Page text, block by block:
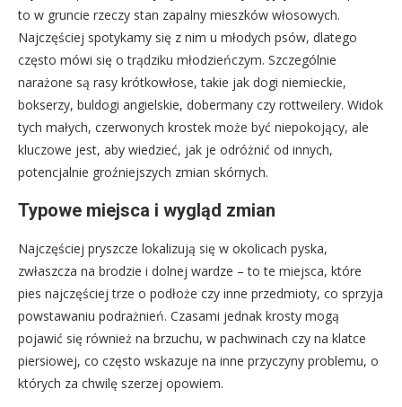
to w gruncie rzeczy stan zapalny mieszków włosowych.
Najczęściej spotykamy się z nim u młodych psów, dlatego
często mówi się o trądziku młodzieńczym. Szczególnie
narażone są rasy krótkowłose, takie jak dogi niemieckie,
bokserzy, buldogi angielskie, dobermany czy rottweilery. Widok
tych małych, czerwonych krostek może być niepokojący, ale
kluczowe jest, aby wiedzieć, jak je odróżnić od innych,
potencjalnie groźniejszych zmian skórnych.
Typowe miejsca i wygląd zmian
Najczęściej pryszcze lokalizują się w okolicach pyska,
zwłaszcza na brodzie i dolnej wardze – to te miejsca, które
pies najczęściej trze o podłoże czy inne przedmioty, co sprzyja
powstawaniu podrażnień. Czasami jednak krosty mogą
pojawić się również na brzuchu, w pachwinach czy na klatce
piersiowej, co często wskazuje na inne przyczyny problemu, o
których za chwilę szerzej opowiem.